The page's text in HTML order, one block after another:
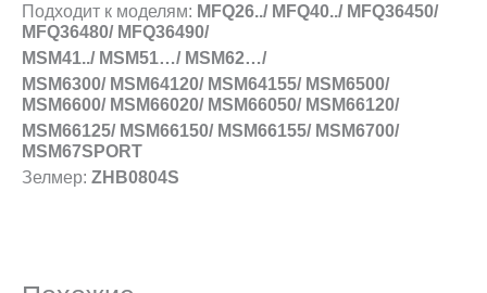
Подходит к моделям: MFQ26../ MFQ40../ MFQ36450/
MFQ36480/ MFQ36490/
MSM41../ MSM51…/ MSM62…/
MSM6300/ MSM64120/ MSM64155/ MSM6500/
MSM6600/ MSM66020/ MSM66050/ MSM66120/
MSM66125/ MSM66150/ MSM66155/ MSM6700/
MSM67SPORT
Зелмер: ZHB0804S